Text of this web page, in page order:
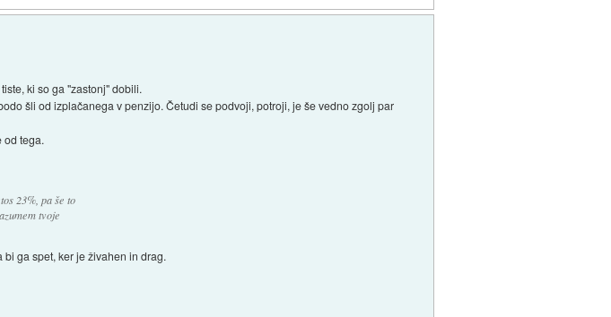
ki so ga "zastonj" dobili.
šli od izplačanega v penzijo. Četudi se podvoji, potroji, je še vedno zgolj par
od tega.
23%, pa še to
tvoje
ga spet, ker je živahen in drag.